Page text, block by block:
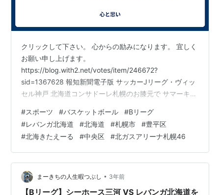
クリックして下さい。 心からの励みになります。 宜しく
お願い申し上げます。
https://blog.with2.net/votes/item/246672?
sid=1367628 報知新聞電子版 サッカーJリーグ・ヴィッ
セル神戸 北海道コンサドーレ札幌のお膝元で サマーキャ
思いますけど…」 hochi.news スポニチアネックス サッ
カーJリーグ・北海道コンサドーレ札幌 札幌ドームが命
名権を募集 年２億5000万円以上が条件
www.sponichi.co.jp ZAKZAK サッカーJリーグ 「丸の内
ホームタウン化」へ 30周年を節目…
#スポーツ #バスケットボール #Bリーグ
#レバンガ北海道 #北海道 #札幌市 #豊平区
#北海きたえーる #中央区 #北ガスアリーナ札幌46
まーきちの人生暇つぶし • 3年前
【Bリーグ】シーホース三河 VS レバンガ北海道を